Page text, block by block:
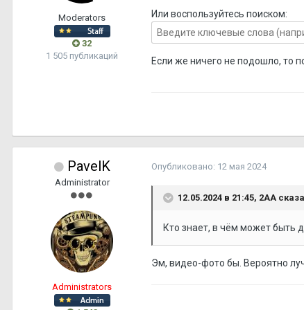
Moderators
32
1 505 публикаций
Или воспользуйтесь поиском:
Если же ничего не подошло, то
PavelK
Administrator
Administrators
Опубликовано: 12 мая 2024
12.05.2024 в 21:45, 2АА
Кто знает, в чём может быть
Эм, видео-фото бы. Вероятно